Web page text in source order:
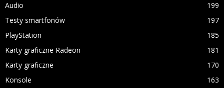
Audio
199
Testy smartfonów
197
PlayStation
185
Karty graficzne Radeon
181
Karty graficzne
170
Konsole
163